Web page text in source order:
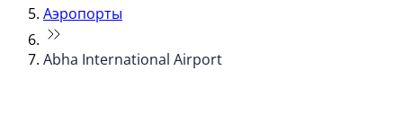
Аэропорты
Abha International Airport